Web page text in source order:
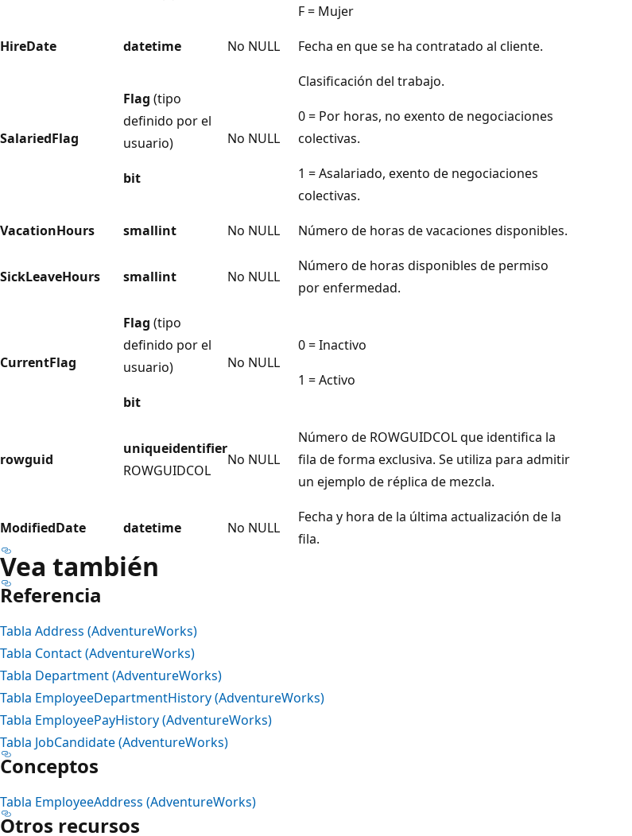
F = Mujer
HireDate
datetime No NULL Fecha en que se ha contratado al cliente.
SalariedFlag
Flag (tipo
definido por el
usuario)
bit
No NULL
Clasificación del trabajo.
0 = Por horas, no exento de negociaciones
colectivas.
1 = Asalariado, exento de negociaciones
colectivas.
VacationHours
smallint No NULL Número de horas de vacaciones disponibles.
SickLeaveHours smallint No NULL
Número de horas disponibles de permiso
por enfermedad.
CurrentFlag
Flag (tipo
definido por el
usuario)
bit
No NULL
0 = Inactivo
1 = Activo
rowguid
uniqueidentifier
ROWGUIDCOL
No NULL
Número de ROWGUIDCOL que identifica la
fila de forma exclusiva. Se utiliza para admitir
un ejemplo de réplica de mezcla.
ModifiedDate datetime No NULL
Fecha y hora de la última actualización de la
fila.
Vea también
Referencia
Tabla Address (AdventureWorks)
Tabla Contact (AdventureWorks)
Tabla Department (AdventureWorks)
Tabla EmployeeDepartmentHistory (AdventureWorks)
Tabla EmployeePayHistory (AdventureWorks)
Tabla JobCandidate (AdventureWorks)
Conceptos
Tabla EmployeeAddress (AdventureWorks)
Otros recursos